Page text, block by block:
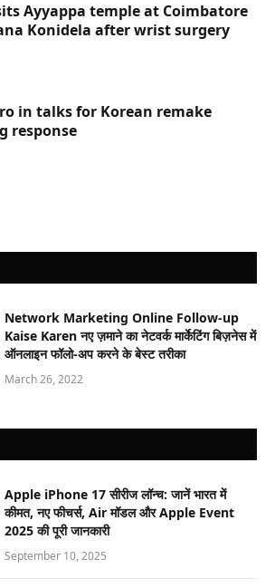
Ayyappa temple at Coimbatore
Konidela after wrist surgery
in talks for Korean remake
response
Network Marketing Online Follow-up
Kaise Karen नए ज़माने का नेटवर्क मार्केटिंग बिज़नेस में
ऑनलाइन फॉलो-अप करने के बेस्ट तरीका
March 26, 2022
Apple iPhone 17 सीरीज लॉन्च: जानें भारत में
कीमत, नए फीचर्स, Air मॉडल और Apple Event
2025 की पूरी जानकारी
September 10, 2025